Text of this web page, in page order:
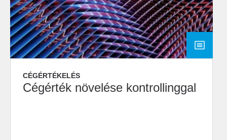
CÉGÉRTÉKELÉS
Cégérték növelése kontrollinggal